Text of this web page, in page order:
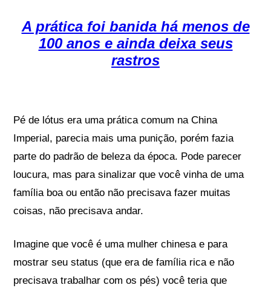
A prática foi banida há menos de
100 anos e ainda deixa seus
rastros
Pé de lótus era uma prática comum na China
Imperial, parecia mais uma punição, porém fazia
parte do padrão de beleza da época. Pode parecer
loucura, mas para sinalizar que você vinha de uma
família boa ou então não precisava fazer muitas
coisas, não precisava andar.
Imagine que você é uma mulher chinesa e para
mostrar seu status (que era de família rica e não
precisava trabalhar com os pés) você teria que